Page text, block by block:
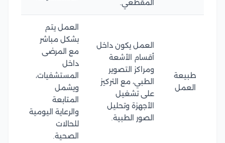
المقطعي.
طبيعة
العمل
العمل يكون داخل
أقسام الأشعة
ومراكز التصوير
الطبي، مع التركيز
على تشغيل
الأجهزة وتحليل
الصور الطبية.
العمل يتم
بشكل مباشر
مع المرضى
داخل
المستشفيات،
ويشمل
المتابعة
والرعاية اليومية
للحالات
الصحية.